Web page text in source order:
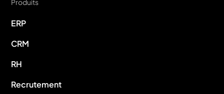
Produits
ERP
CRM
RH
Recrutement